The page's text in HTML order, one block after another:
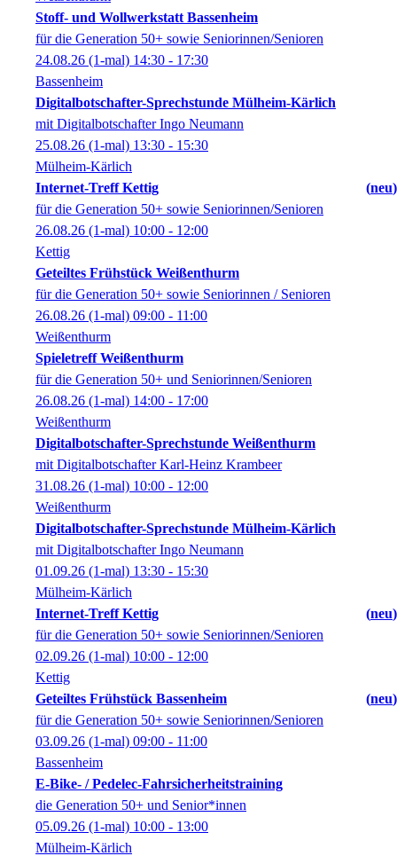
Stoff- und Wollwerkstatt Bassenheim
für die Generation 50+ sowie Seniorinnen/Senioren
24.08.26 (1-mal) 14:30 - 17:30
Bassenheim
Digitalbotschafter-Sprechstunde Mülheim-Kärlich
mit Digitalbotschafter Ingo Neumann
25.08.26 (1-mal) 13:30 - 15:30
Mülheim-Kärlich
Internet-Treff Kettig
neu
für die Generation 50+ sowie Seniorinnen/Senioren
26.08.26 (1-mal) 10:00 - 12:00
Kettig
Geteiltes Frühstück Weißenthurm
für die Generation 50+ sowie Seniorinnen / Senioren
26.08.26 (1-mal) 09:00 - 11:00
Weißenthurm
Spieletreff Weißenthurm
für die Generation 50+ und Seniorinnen/Senioren
26.08.26 (1-mal) 14:00 - 17:00
Weißenthurm
Digitalbotschafter-Sprechstunde Weißenthurm
mit Digitalbotschafter Karl-Heinz Krambeer
31.08.26 (1-mal) 10:00 - 12:00
Weißenthurm
Digitalbotschafter-Sprechstunde Mülheim-Kärlich
mit Digitalbotschafter Ingo Neumann
01.09.26 (1-mal) 13:30 - 15:30
Mülheim-Kärlich
Internet-Treff Kettig
neu
für die Generation 50+ sowie Seniorinnen/Senioren
02.09.26 (1-mal) 10:00 - 12:00
Kettig
Geteiltes Frühstück Bassenheim
neu
für die Generation 50+ sowie Seniorinnen/Senioren
03.09.26 (1-mal) 09:00 - 11:00
Bassenheim
E-Bike- / Pedelec-Fahrsicherheitstraining
die Generation 50+ und Senior*innen
05.09.26 (1-mal) 10:00 - 13:00
Mülheim-Kärlich